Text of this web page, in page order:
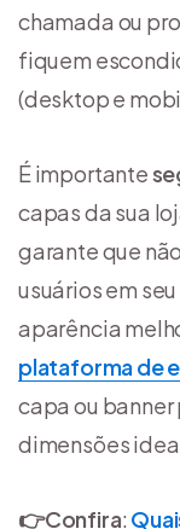
chamada ou
fiquem
(desktop e
É importante
capas da sua
garante que
usuários em
aparência
plataforma de
capa ou
dimensões
👉Confira: